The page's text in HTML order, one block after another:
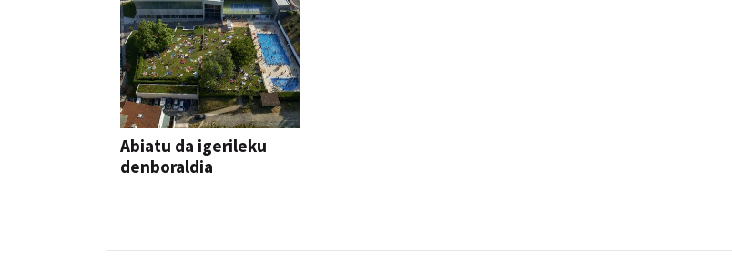
Abiatu da igerileku
denboraldia